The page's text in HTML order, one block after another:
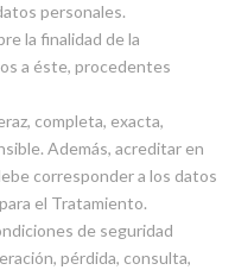
personales.
la finalidad de la
a éste, procedentes
completa, exacta,
Además, acreditar en
corresponder a los datos
el Tratamiento.
de seguridad
pérdida, consulta,